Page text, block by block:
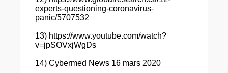
experts-questioning-coronavirus-
panic/5707532
13) https://www.youtube.com/watch?
v=jpSOVxjWgDs
14) Cybermed News 16 mars 2020